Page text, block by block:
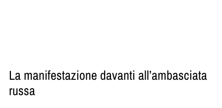
La manifestazione davanti all’ambasciata
russa